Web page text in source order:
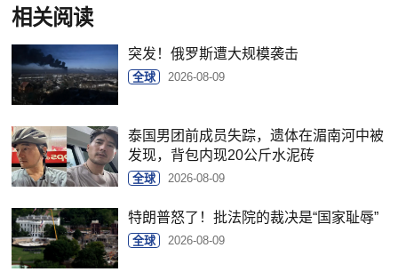
相关阅读
突发！俄罗斯遭大规模袭击
全球 2026-08-09
泰国男团前成员失踪，遗体在湄南河中被
发现，背包内现20公斤水泥砖
全球 2026-08-09
特朗普怒了！批法院的裁决是“国家耻辱”
全球 2026-08-09